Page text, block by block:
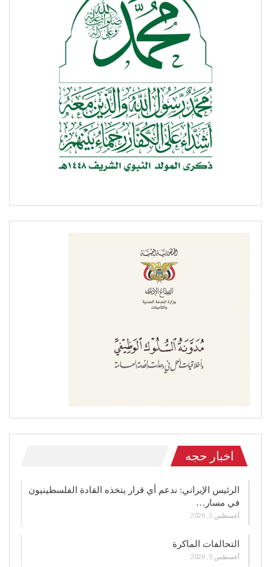
اخبار حجه
الرئيس الإيراني: ندعم أي قرار يتخذه القادة الفلسطينيون
في مسار…
أغسطس 5, 2026
التحالفات الماكرة
أغسطس 5, 2026